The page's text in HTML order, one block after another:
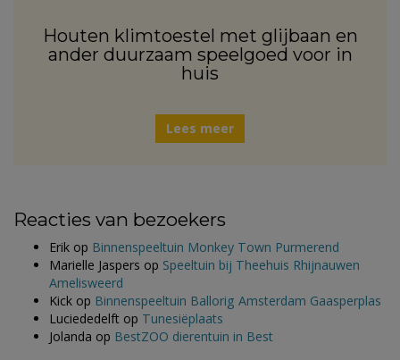
Houten klimtoestel met glijbaan en
ander duurzaam speelgoed voor in
huis
Lees meer
Reacties van bezoekers
Erik op Binnenspeeltuin Monkey Town Purmerend
Marielle Jaspers op Speeltuin bij Theehuis Rhijnauwen
Amelisweerd
Kick op Binnenspeeltuin Ballorig Amsterdam Gaasperplas
Luciededelft op Tunesiëplaats
Jolanda op BestZOO dierentuin in Best